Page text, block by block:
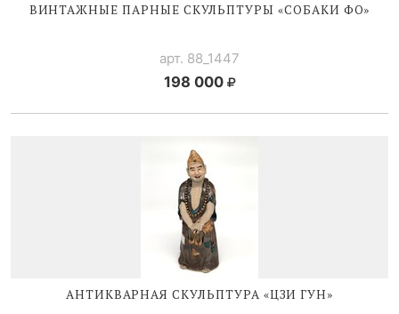
ВИНТАЖНЫЕ ПАРНЫЕ СКУЛЬПТУРЫ «СОБАКИ ФО»
арт. 88_1447
198 000
АНТИКВАРНАЯ СКУЛЬПТУРА «ЦЗИ ГУН»